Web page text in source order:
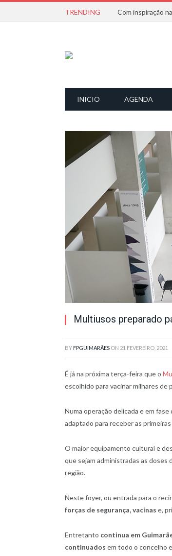
TRENDING
INICIO AGENDA
Multiusos preparado
BY FPGUIMARÃES ON 21 FEVEREIRO, 2021
É já na próxima terça-feira que o
escolhido para vacinar milhares de
Numa operação delicada e em fase
adaptado para receber as
O maior equipamento cultural e
que sejam administradas as doses
região.
Neste foyer, ou entrada para o
forças de segurança, vacinas e,
Entretanto continua em
continuados em todo o concelho